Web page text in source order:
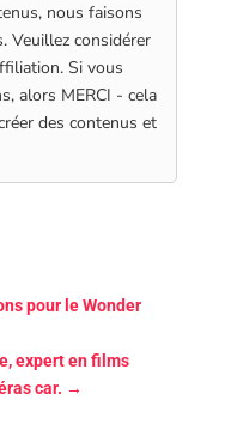
nous faisons
Veuillez considérer
Si vous
alors MERCI - cela
des contenus et
pour le Wonder
expert en films
car. →